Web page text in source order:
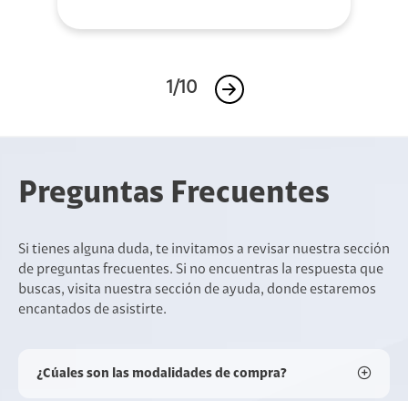
1/10
Preguntas Frecuentes
Si tienes alguna duda, te invitamos a revisar nuestra sección
de preguntas frecuentes. Si no encuentras la respuesta que
buscas, visita nuestra sección de ayuda, donde estaremos
encantados de asistirte.
¿Cúales son las modalidades de compra?